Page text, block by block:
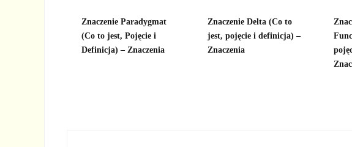
Znaczenie Paradygmat
(Co to jest, Pojęcie i
Definicja) – Znaczenia
Znaczenie Delta (Co to
jest, pojęcie i definicja) –
Znaczenia